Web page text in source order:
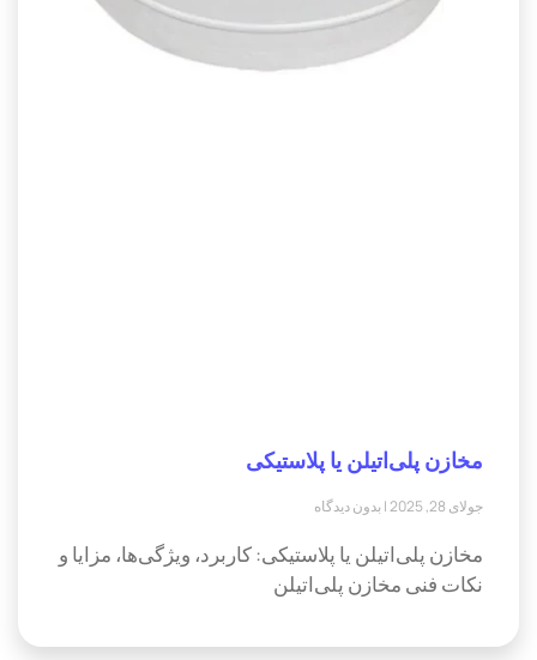
مخازن پلی‌اتیلن یا پلاستیکی
جولای 28, 2025 بدون دیدگاه
مخازن پلی‌اتیلن یا پلاستیکی: کاربرد، ویژگی‌ها، مزایا و
نکات فنی مخازن پلی‌اتیلن